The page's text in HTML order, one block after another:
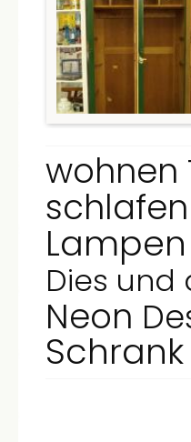
wohnen
schlafen
Lampen
Dies und
Neon
Schrank